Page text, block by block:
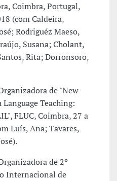
Coimbra, Portugal,
(com Caldeira,
Rodriguéz Maeso,
Susana; Cholant,
Rita; Dorronsoro,
de "New
Teaching:
FLUC, Coimbra, 27 a
Luís, Ana; Tavares,
de 2º
Internacional de